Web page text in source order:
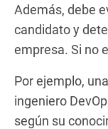
Además, debe
candidato y
empresa. Si no
Por ejemplo,
ingeniero
según su